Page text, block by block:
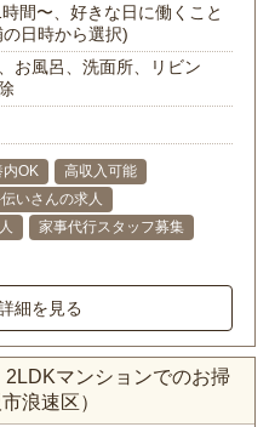
間〜、好きな日に働くこと
日時から選択)
お風呂、洗面所、リビン
内OK
高収入可能
いさんの求人
家事代行スタッフ募集
細を見る
マンションでのお掃
浪速区）